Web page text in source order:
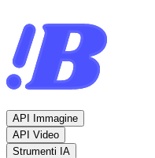
API Immagine
API Video
Strumenti IA